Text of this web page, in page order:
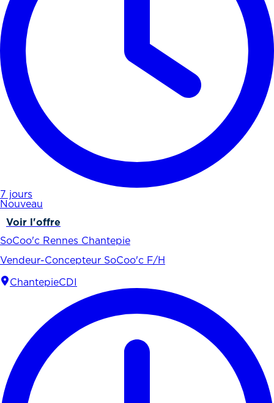
7 jours
Nouveau
Voir l'offre
SoCoo'c Rennes Chantepie
Vendeur-Concepteur SoCoo'c F/H
ChantepieCDI